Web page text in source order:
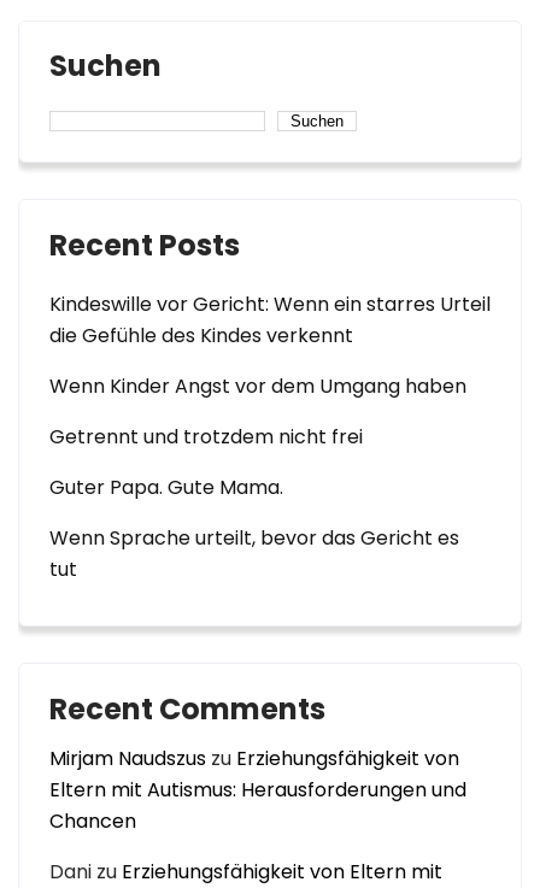
Suchen
Suchen
Recent Posts
Kindeswille vor Gericht: Wenn ein starres Urteil
die Gefühle des Kindes verkennt
Wenn Kinder Angst vor dem Umgang haben
Getrennt und trotzdem nicht frei
Guter Papa. Gute Mama.
Wenn Sprache urteilt, bevor das Gericht es
tut
Recent Comments
Mirjam Naudszus zu Erziehungsfähigkeit von
Eltern mit Autismus: Herausforderungen und
Chancen
Dani zu Erziehungsfähigkeit von Eltern mit